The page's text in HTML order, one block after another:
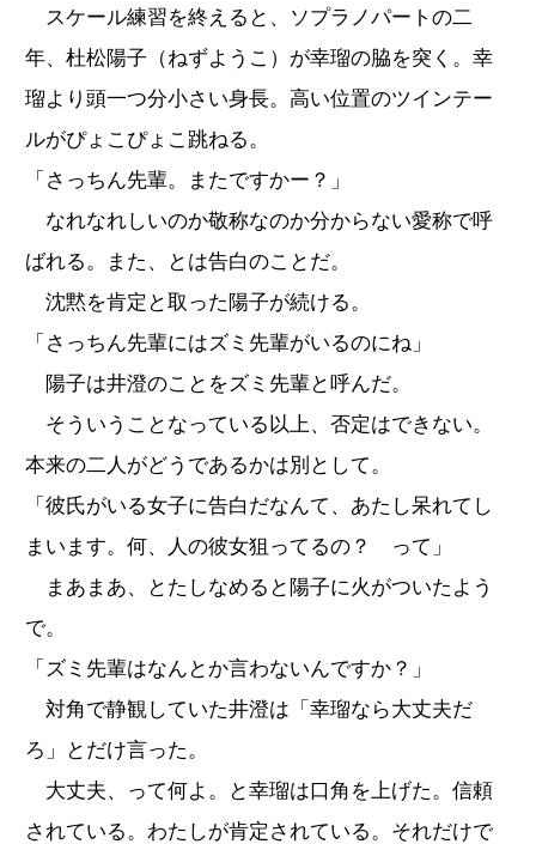
スケール練習を終えると、ソプラノパートの二
年、杜松陽子（ねずようこ）が幸瑠の脇を突く。幸
瑠より頭一つ分小さい身長。高い位置のツインテー
ルがぴょこぴょこ跳ねる。
「さっちん先輩。またですかー？」
なれなれしいのか敬称なのか分からない愛称で呼
ばれる。また、とは告白のことだ。
沈黙を肯定と取った陽子が続ける。
「さっちん先輩にはズミ先輩がいるのにね」
陽子は井澄のことをズミ先輩と呼んだ。
そういうことなっている以上、否定はできない。
本来の二人がどうであるかは別として。
「彼氏がいる女子に告白だなんて、あたし呆れてし
まいます。何、人の彼女狙ってるの？ って」
まあまあ、とたしなめると陽子に火がついたよう
で。
「ズミ先輩はなんとか言わないんですか？」
対角で静観していた井澄は「幸瑠なら大丈夫だ
ろ」とだけ言った。
大丈夫、って何よ。と幸瑠は口角を上げた。信頼
されている。わたしが肯定されている。それだけで